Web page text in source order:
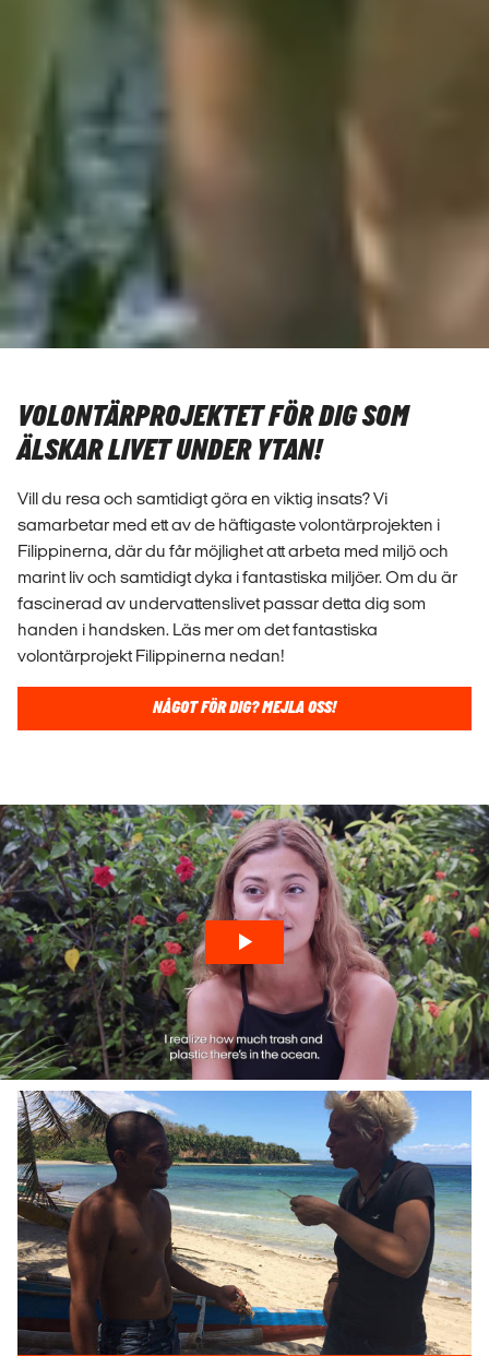
VOLONTÄRPROJEKTET FÖR DIG SOM
ÄLSKAR LIVET UNDER YTAN!
Vill du resa och samtidigt göra en viktig insats? Vi
samarbetar med ett av de häftigaste volontärprojekten i
Filippinerna, där du får möjlighet att arbeta med miljö och
marint liv och samtidigt dyka i fantastiska miljöer. Om du är
fascinerad av undervattenslivet passar detta dig som
handen i handsken. Läs mer om det fantastiska
volontärprojekt Filippinerna nedan!
NÅGOT FÖR DIG? MEJLA OSS!